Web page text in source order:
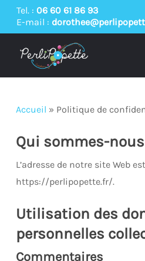
Skip
content
Tel. : 06 60 61 86 93
E-mail :
Accueil » Politique de
Qui sommes-
L’adresse de notre site Web
https://perlipopette.fr/.
Utilisation des
personnelles
Commentaires